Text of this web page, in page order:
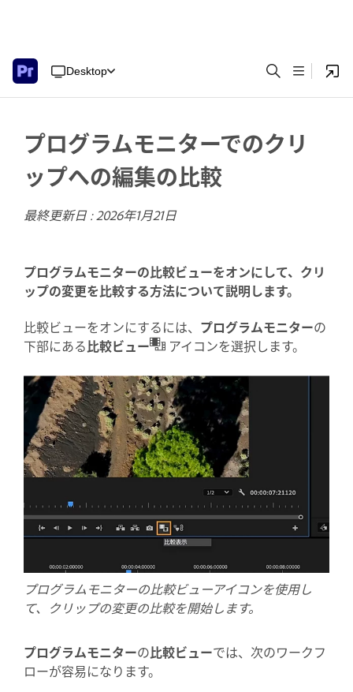
Desktop
プログラムモニターでのクリ
ップへの編集の比較
最終更新日 :2026年1月21日
プログラムモニターの比較ビューをオンにして、クリ
ップの変更を比較する方法について説明します。
比較ビューをオンにするには、 プログラムモニターの
下部にある比較ビュー アイコンを選択します。
プログラムモニターの比較ビューアイコンを使用し
て、クリップの変更の比較を開始します。
プログラムモニターの比較ビューでは、次のワークフ
ローが容易になります。